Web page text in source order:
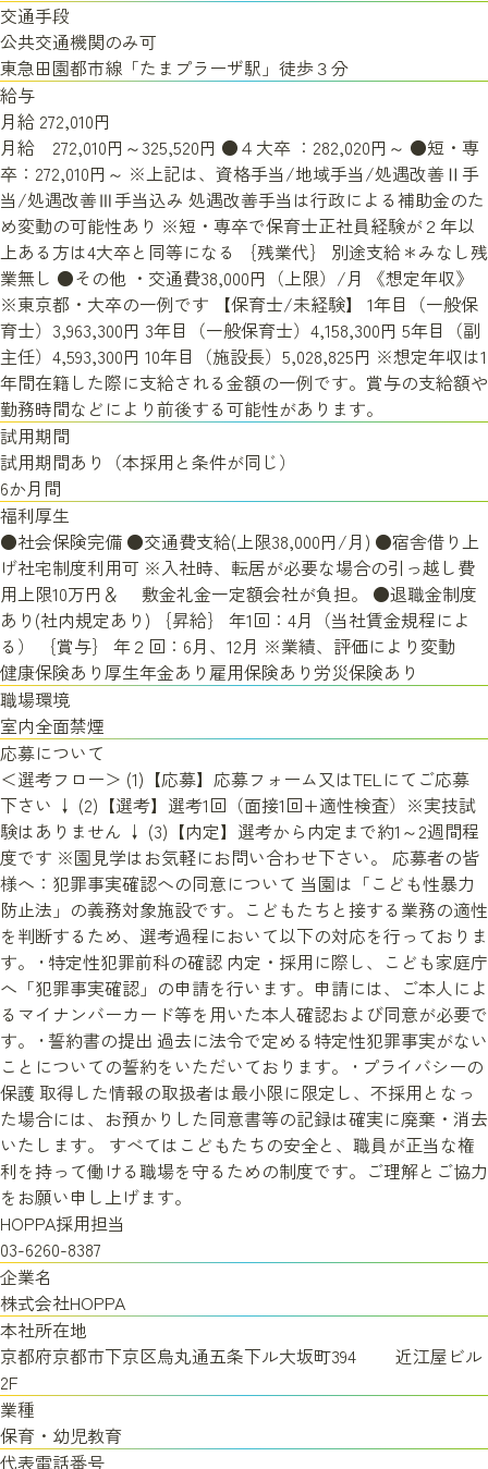
交通手段
公共交通機関のみ可
東急田園都市線「たまプラーザ駅」徒歩３分
給与
月給 272,010円
月給 272,010円～325,520円 ●４大卒 ：282,020円～ ●短・専
卒：272,010円～ ※上記は、資格手当/地域手当/処遇改善Ⅱ手
当/処遇改善Ⅲ手当込み 処遇改善手当は行政による補助金のた
め変動の可能性あり ※短・専卒で保育士正社員経験が２年以
上ある方は4大卒と同等になる ｛残業代｝ 別途支給＊みなし残
業無し ●その他 ・交通費38,000円（上限）/月 《想定年収》
※東京都・大卒の一例です 【保育士/未経験】 1年目（一般保
育士）3,963,300円 3年目（一般保育士）4,158,300円 5年目（副
主任）4,593,300円 10年目（施設長）5,028,825円 ※想定年収は1
年間在籍した際に支給される金額の一例です。賞与の支給額や
勤務時間などにより前後する可能性があります。
試用期間
試用期間あり（本採用と条件が同じ）
6か月間
福利厚生
●社会保険完備 ●交通費支給(上限38,000円/月) ●宿舎借り上
げ社宅制度利用可 ※入社時、転居が必要な場合の引っ越し費
用上限10万円＆ 敷金礼金一定額会社が負担。 ●退職金制度
あり(社内規定あり) ｛昇給｝ 年1回：4月（当社賃金規程によ
る） ｛賞与｝ 年２回：6月、12月 ※業績、評価により変動
健康保険あり厚生年金あり雇用保険あり労災保険あり
職場環境
室内全面禁煙
応募について
＜選考フロー＞ (1)【応募】応募フォーム又はTELにてご応募
下さい ↓ (2)【選考】選考1回（面接1回+適性検査）※実技試
験はありません ↓ (3)【内定】選考から内定まで約1～2週間程
度です ※園見学はお気軽にお問い合わせ下さい。 応募者の皆
様へ：犯罪事実確認への同意について 当園は「こども性暴力
防止法」の義務対象施設です。こどもたちと接する業務の適性
を判断するため、選考過程において以下の対応を行っておりま
す。 • 特定性犯罪前科の確認 内定・採用に際し、こども家庭庁
へ「犯罪事実確認」の申請を行います。申請には、ご本人によ
るマイナンバーカード等を用いた本人確認および同意が必要で
す。 • 誓約書の提出 過去に法令で定める特定性犯罪事実がない
ことについての誓約をいただいております。 • プライバシーの
保護 取得した情報の取扱者は最小限に限定し、不採用となっ
た場合には、お預かりした同意書等の記録は確実に廃棄・消去
いたします。 すべてはこどもたちの安全と、職員が正当な権
利を持って働ける職場を守るための制度です。ご理解とご協力
をお願い申し上げます。
HOPPA採用担当
03-6260-8387
企業名
株式会社HOPPA
本社所在地
京都府京都市下京区烏丸通五条下ル大坂町394 近江屋ビル
2F
業種
保育・幼児教育
代表電話番号